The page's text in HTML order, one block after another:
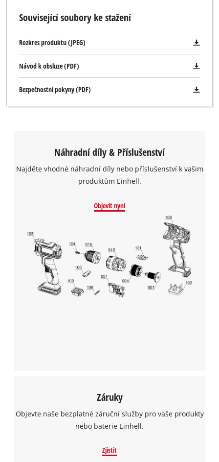
Související soubory ke stažení
Rozkres produktu (JPEG)
Návod k obsluze (PDF)
Bezpečnostní pokyny (PDF)
Náhradní díly & Příslušenství
Najděte vhodné náhradní díly nebo příslušenství k vašim
produktům Einhell.
Objevit nyní
Záruky
Objevte naše bezplatné záruční služby pro vaše produkty
nebo baterie Einhell.
Zjistit